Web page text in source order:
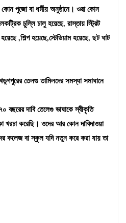
কোন পুজো বা ধর্মীয় অনুষ্ঠানে। ওরা কোন
চুল্লি চালু হয়েছে, রাস্তায় স্ট্রিট
,শিল্প হয়েছে,স্টেডিয়াম হয়েছে, ছট ঘাট
তেলগু তামিলদের সমস্যা সমাধানে
দাবি তেলেগু ভাষাকে স্বীকৃতি
খরচা করেছি। ওদের আর কোন দাবিদাওয়া
কলেজ বা স্কুল যদি নতুন করে করা যায় তা